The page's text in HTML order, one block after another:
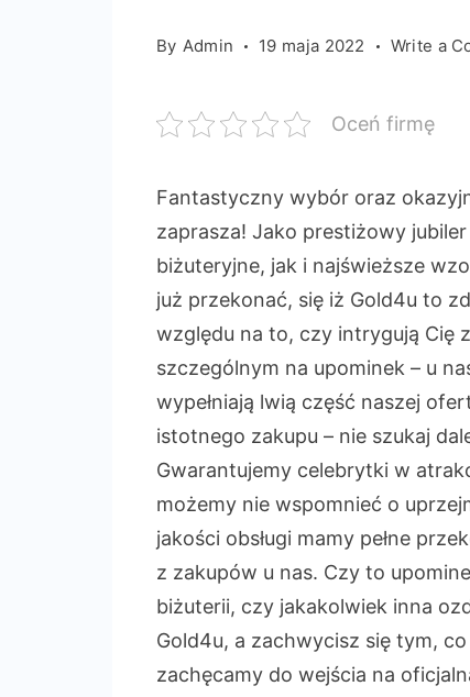
By Admin 19 maja 2022 Write a
Oceń firmę
Fantastyczny wybór oraz
zaprasza! Jako prestiżowy
biżuteryjne, jak i najświeższe
już przekonać, się iż Gold4u to
względu na to, czy intrygują Cię
szczególnym na upominek – u
wypełniają lwią część naszej
istotnego zakupu – nie szukaj
Gwarantujemy celebrytki w
możemy nie wspomnieć o
jakości obsługi mamy pełne
z zakupów u nas. Czy to
biżuterii, czy jakakolwiek inna
Gold4u, a zachwycisz się tym,
zachęcamy do wejścia na